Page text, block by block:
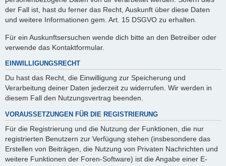
der Fall ist, hast du ferner das Recht, Auskunft über diese Daten
und weitere Informationen gem. Art. 15 DSGVO zu erhalten.
Für ein Auskunftsersuchen wende dich bitte an den Betreiber oder
verwende das Kontaktformular.
EINWILLIGUNGSRECHT
Du hast das Recht, die Einwilligung zur Speicherung und
Verarbeitung deiner Daten jederzeit zu widerrufen. Wir werden in
diesem Fall den Nutzungsvertrag beenden.
VORAUSSETZUNGEN FÜR DIE REGISTRIERUNG
Für die Registrierung und die Nutzung der Funktionen, die nur
registrierten Benutzern zur Verfügung stehen (insbesondere das
Erstellen von Beiträgen, die Nutzung von Privaten Nachrichten und
weitere Funktionen der Foren-Software) ist die Angabe einer E-